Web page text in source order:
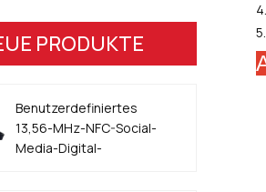
PRODUKTE
Benutzerdefiniertes
13,56-MHz-NFC-Social-
Media-Digital-